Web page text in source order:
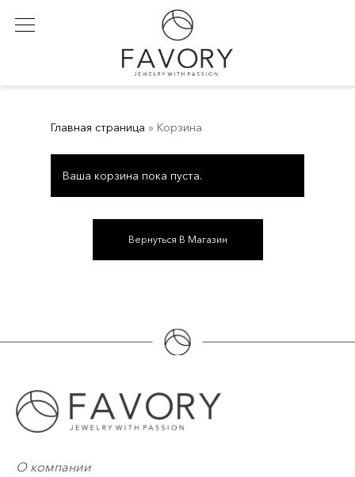
Главная страница » Корзина
Ваша корзина пока пуста.
Вернуться В Магазин
О компании